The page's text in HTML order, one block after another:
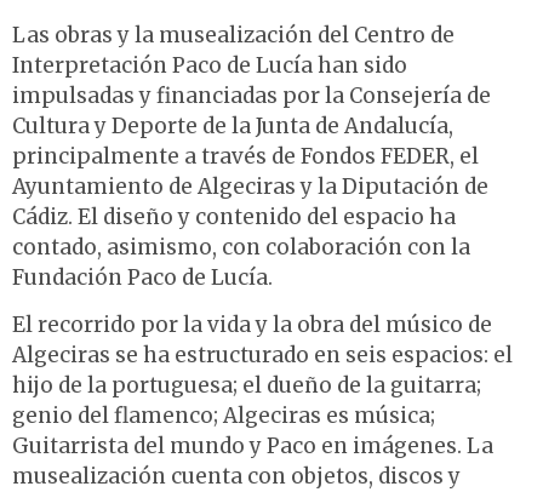
Las obras y la musealización del Centro de
Interpretación Paco de Lucía han sido
impulsadas y financiadas por la Consejería de
Cultura y Deporte de la Junta de Andalucía,
principalmente a través de Fondos FEDER, el
Ayuntamiento de Algeciras y la Diputación de
Cádiz. El diseño y contenido del espacio ha
contado, asimismo, con colaboración con la
Fundación Paco de Lucía.
El recorrido por la vida y la obra del músico de
Algeciras se ha estructurado en seis espacios: el
hijo de la portuguesa; el dueño de la guitarra;
genio del flamenco; Algeciras es música;
Guitarrista del mundo y Paco en imágenes. La
musealización cuenta con objetos, discos y